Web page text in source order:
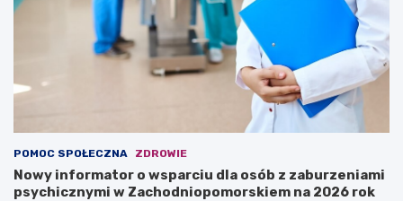
POMOC SPOŁECZNA ZDROWIE
Nowy informator o wsparciu dla osób z zaburzeniami
psychicznymi w Zachodniopomorskiem na 2026 rok